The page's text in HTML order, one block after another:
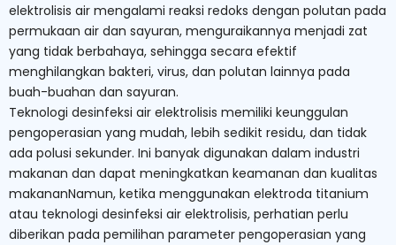
elektrolisis air mengalami reaksi redoks dengan polutan pada
permukaan air dan sayuran, menguraikannya menjadi zat
yang tidak berbahaya, sehingga secara efektif
menghilangkan bakteri, virus, dan polutan lainnya pada
buah-buahan dan sayuran.
Teknologi desinfeksi air elektrolisis memiliki keunggulan
pengoperasian yang mudah, lebih sedikit residu, dan tidak
ada polusi sekunder. Ini banyak digunakan dalam industri
makanan dan dapat meningkatkan keamanan dan kualitas
makananNamun, ketika menggunakan elektroda titanium
atau teknologi desinfeksi air elektrolisis, perhatian perlu
diberikan pada pemilihan parameter pengoperasian yang